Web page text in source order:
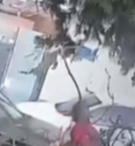
yürüdüğü
yaralanan 62
ardından